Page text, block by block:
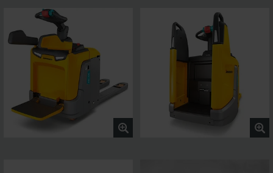
energibesparelse på op til 33 %. Vores
vekselstrømsmotorer giver dig høj ydelse og hurtig
reaktionstid, uden at gå på kompromis med
manøvredygtigheden.